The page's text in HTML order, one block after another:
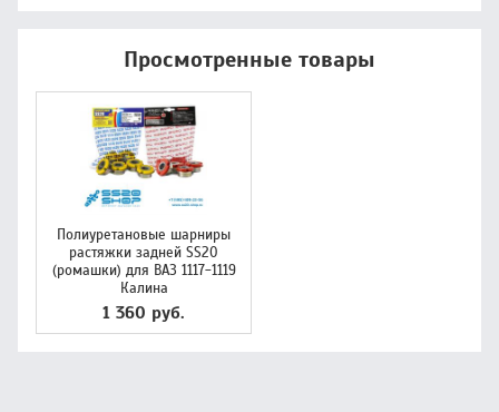
Просмотренные товары
Полиуретановые шарниры
растяжки задней SS20
(ромашки) для ВАЗ 1117-1119
Калина
1 360 руб.